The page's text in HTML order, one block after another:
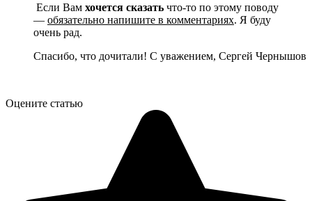
Если Вам хочется сказать что-то по этому поводу
— обязательно напишите в комментариях. Я буду
очень рад.
Спасибо, что дочитали! С уважением, Сергей Чернышов
Оцените статью